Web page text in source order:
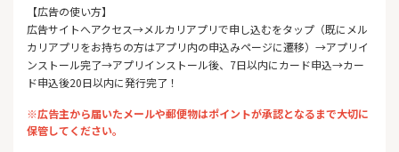
【広告の使い方】
広告サイトへアクセス→メルカリアプリで申し込むをタップ（既にメル
カリアプリをお持ちの方はアプリ内の申込みページに遷移）→アプリイ
ンストール完了→アプリインストール後、7日以内にカード申込→カー
ド申込後20日以内に発行完了！
※広告主から届いたメールや郵便物はポイントが承認となるまで大切に
保管してください。